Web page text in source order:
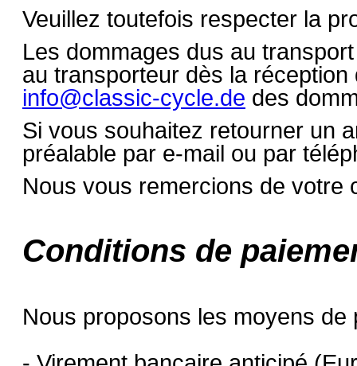
Veuillez toutefois respecter la
Les dommages dus au
au transporteur dès la
info@classic-cycle.de des
Si vous souhaitez retourner un
préalable par e-mail ou par
Nous vous remercions de votre
Conditions de
Nous proposons les moyens de